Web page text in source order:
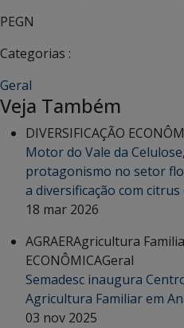
PEGN
Categorias :
Geral
Veja Também
DIVERSIFICAÇÃO
Motor do Vale da
protagonismo no setor
a diversificação com
18 mar 2026
AGRAERAgricultura
ECONÔMICAGeral
Semadesc inaugura
Agricultura Familiar em
03 nov 2025